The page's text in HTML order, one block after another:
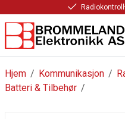
Radiokontroll
/
Hjem /
Kommunikasjon
/
Batteri & Tilbehør